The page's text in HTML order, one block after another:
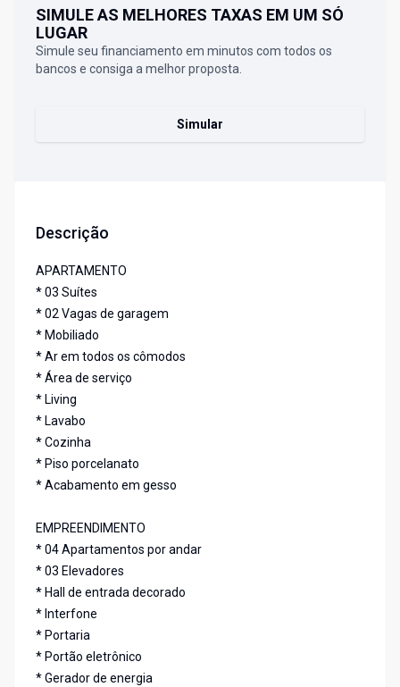
SIMULE AS MELHORES TAXAS EM UM SÓ
LUGAR
Simule seu financiamento em minutos com todos os
bancos e consiga a melhor proposta.
Simular
Descrição
APARTAMENTO
* 03 Suítes
* 02 Vagas de garagem
* Mobiliado
* Ar em todos os cômodos
* Área de serviço
* Living
* Lavabo
* Cozinha
* Piso porcelanato
* Acabamento em gesso
EMPREENDIMENTO
* 04 Apartamentos por andar
* 03 Elevadores
* Hall de entrada decorado
* Interfone
* Portaria
* Portão eletrônico
* Gerador de energia